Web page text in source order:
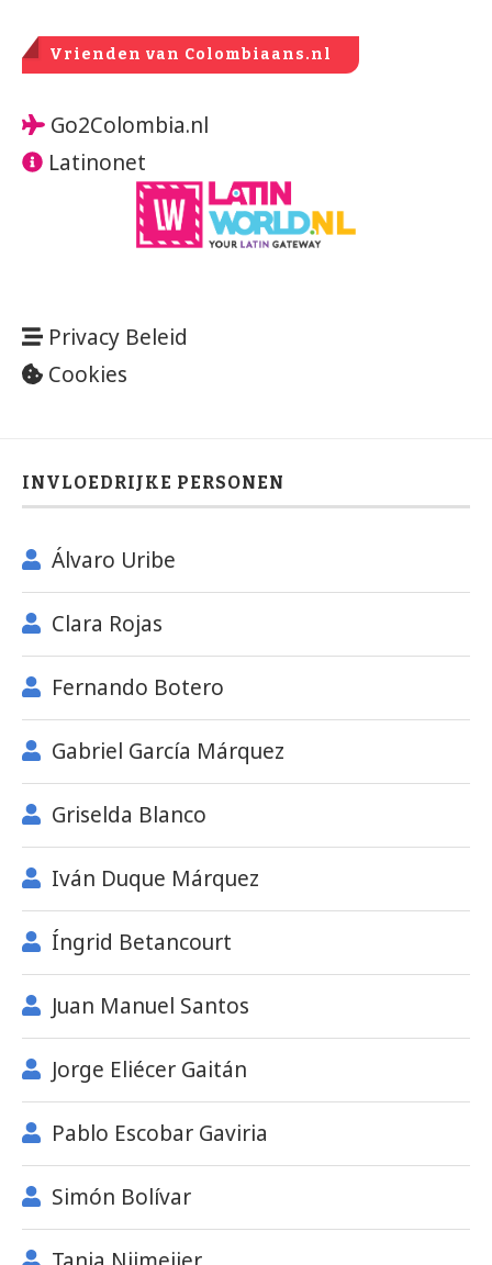
Vrienden van Colombiaans.nl
Go2Colombia.nl
Latinonet
Privacy Beleid
Cookies
INVLOEDRIJKE PERSONEN
Álvaro Uribe
Clara Rojas
Fernando Botero
Gabriel García Márquez
Griselda Blanco
Iván Duque Márquez
Íngrid Betancourt
Juan Manuel Santos
Jorge Eliécer Gaitán
Pablo Escobar Gaviria
Simón Bolívar